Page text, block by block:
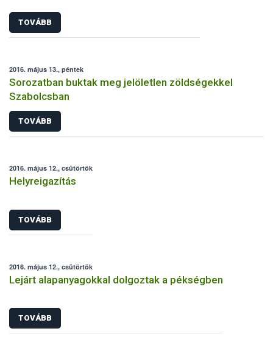
TOVÁBB
2016. május 13., péntek
Sorozatban buktak meg jelöletlen zöldségekkel
Szabolcsban
TOVÁBB
2016. május 12., csütörtök
Helyreigazítás
TOVÁBB
2016. május 12., csütörtök
Lejárt alapanyagokkal dolgoztak a pékségben
TOVÁBB